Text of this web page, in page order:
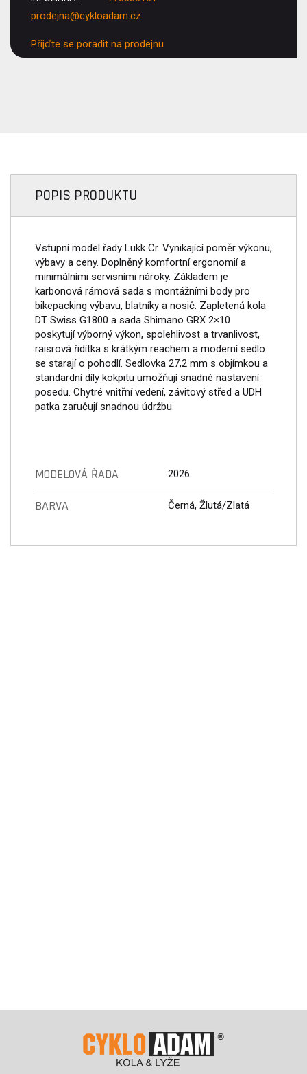
prodejna@cykloadam.cz
Přijďte se poradit na prodejnu
POPIS PRODUKTU
Vstupní model řady Lukk Cr. Vynikající poměr výkonu,
výbavy a ceny. Doplněný komfortní ergonomií a
minimálními servisními nároky. Základem je
karbonová rámová sada s montážními body pro
bikepacking výbavu, blatníky a nosič. Zapletená kola
DT Swiss G1800 a sada Shimano GRX 2×10
poskytují výborný výkon, spolehlivost a trvanlivost,
raisrová řidítka s krátkým reachem a moderní sedlo
se starají o pohodlí. Sedlovka 27,2 mm s objímkou a
standardní díly kokpitu umožňují snadné nastavení
posedu. Chytré vnitřní vedení, závitový střed a UDH
patka zaručují snadnou údržbu.
MODELOVÁ ŘADA 2026
BARVA Černá, Žlutá/Zlatá